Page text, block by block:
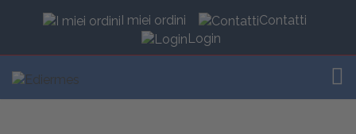
I miei ordini
Contatti
Login